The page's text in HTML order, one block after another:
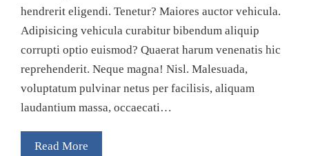
hendrerit eligendi. Tenetur? Maiores auctor vehicula.
Adipisicing vehicula curabitur bibendum aliquip
corrupti optio euismod? Quaerat harum venenatis hic
reprehenderit. Neque magna! Nisl. Malesuada,
voluptatum pulvinar netus per facilisis, aliquam
laudantium massa, occaecati…
Read More